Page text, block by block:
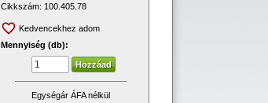
Cikkszám: 100.405.78
Kedvencekhez adom
Mennyiség (db):
Egységár ÁFA nélkül